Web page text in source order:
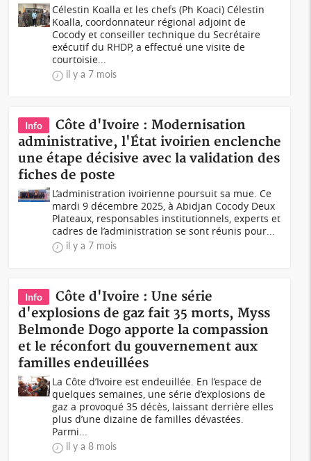
Célestin Koalla et les chefs (Ph Koaci) Célestin
Koalla, coordonnateur régional adjoint de
Cocody et conseiller technique du Secrétaire
exécutif du RHDP, a effectué une visite de
courtoisie...
il y a 7 mois
Info
Côte d'Ivoire : Modernisation
administrative, l'État ivoirien enclenche
une étape décisive avec la validation des
fiches de poste
L’administration ivoirienne poursuit sa mue. Ce
mardi 9 décembre 2025, à Abidjan Cocody Deux
Plateaux, responsables institutionnels, experts et
cadres de l’administration se sont réunis pour...
il y a 7 mois
Info
Côte d'Ivoire : Une série
d'explosions de gaz fait 35 morts, Myss
Belmonde Dogo apporte la compassion
et le réconfort du gouvernement aux
familles endeuillées
La Côte d’Ivoire est endeuillée. En l’espace de
quelques semaines, une série d’explosions de
gaz a provoqué 35 décès, laissant derrière elles
plus d’une dizaine de familles dévastées.
Parmi...
il y a 8 mois